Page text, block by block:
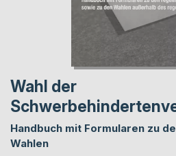
Wahl der
Handbuch mit Formularen zu
Wahlen